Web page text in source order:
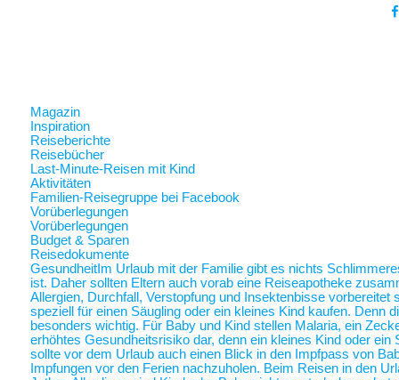
Magazin
Inspiration
Reiseberichte
Reisebücher
Last-Minute-Reisen mit Kind
Aktivitäten
Familien-Reisegruppe bei Facebook
Vorüberlegungen
Vorüberlegungen
Budget & Sparen
Reisedokumente
Gesundheit Im Urlaub mit der Familie gibt es nichts
ist. Daher sollten Eltern auch vorab eine Reiseapotheke
Allergien, Durchfall, Verstopfung und Insektenbisse
speziell für einen Säugling oder ein kleines Kind kaufen. Denn
besonders wichtig. Für Baby und Kind stellen Malaria, ein
erhöhtes Gesundheitsrisiko dar, denn ein kleines Kind oder
sollte vor dem Urlaub auch einen Blick in den Impfpass von
Impfungen vor den Ferien nachzuholen. Beim Reisen in den